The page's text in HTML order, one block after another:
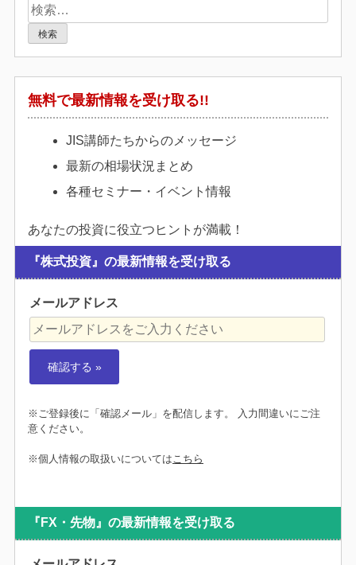
検
索:
無料で最新情報を受け取る!!
JIS講師たちからのメッセージ
最新の相場状況まとめ
各種セミナー・イベント情報
あなたの投資に役立つヒントが満載！
『株式投資』の最新情報を受け取る
メールアドレス
※ご登録後に「確認メール」を配信します。 入力間違いにご注
意ください。
※個人情報の取扱いについては こちら
『FX・先物』の最新情報を受け取る